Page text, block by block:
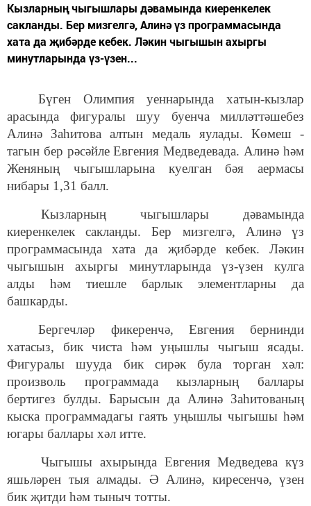
Кызларның чыгышлары дәвамында киеренкелек
сакланды. Бер мизгелгә, Алинә үз программасында
хата да җибәрде кебек. Ләкин чыгышын ахыргы
минутларында үз-үзен...
Бүген Олимпия уеннарында хатын-кызлар
арасында фигуралы шуу буенча милләттәшебез
Алинә Заһитова алтын медаль яулады. Көмеш -
тагын бер рәсәйле Евгения Медведевада. Алинә һәм
Женяның чыгышларына куелган бәя аермасы
нибары 1,31 балл.
Кызларның чыгышлары дәвамында
киеренкелек сакланды. Бер мизгелгә, Алинә үз
программасында хата да җибәрде кебек. Ләкин
чыгышын ахыргы минутларында үз-үзен кулга
алды һәм тиешле барлык элементларны да
башкарды.
Бергечләр фикеренчә, Евгения бернинди
хатасыз, бик чиста һәм уңышлы чыгыш ясады.
Фигуралы шууда бик сирәк була торган хәл:
произволь программада кызларның баллары
бертигез булды. Барысын да Алинә Заһитованың
кыска программадагы гаять уңышлы чыгышы һәм
югары баллары хәл итте.
Чыгышы ахырында Евгения Медведева күз
яшьләрен тыя алмады. Ә Алинә, киресенчә, үзен
бик җитди һәм тыныч тотты.